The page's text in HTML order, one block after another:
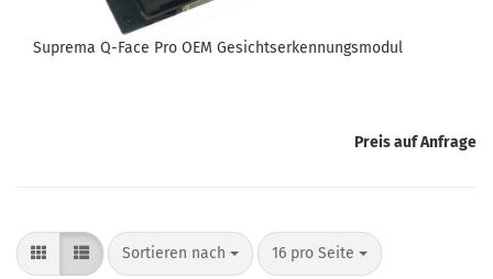
Suprema Q-Face Pro OEM Gesichtserkennungsmodul
Preis auf Anfrage
Sortieren nach
Sortieren nach 16 pro Seite
pro Seite